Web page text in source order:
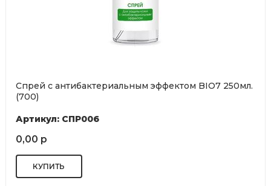
Спрей с антибактериальным эффектом BIO7 250мл.
(700)
Артикул: СПР006
0,00 р